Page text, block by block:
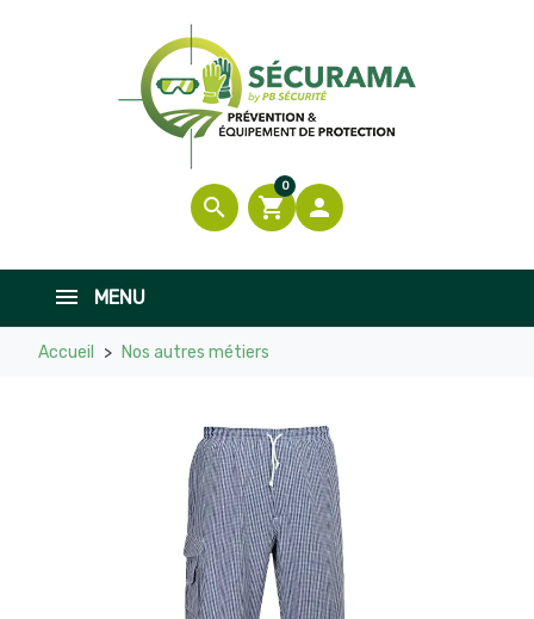
search shopping_cart
0

MENU
Accueil Nos autres métiers